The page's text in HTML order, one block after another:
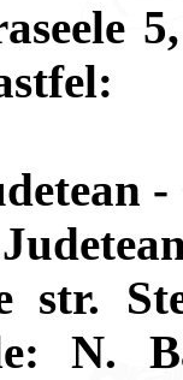
str.
N.